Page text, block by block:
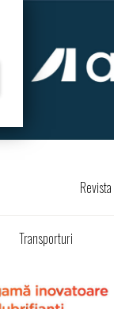
Revista
Transporturi